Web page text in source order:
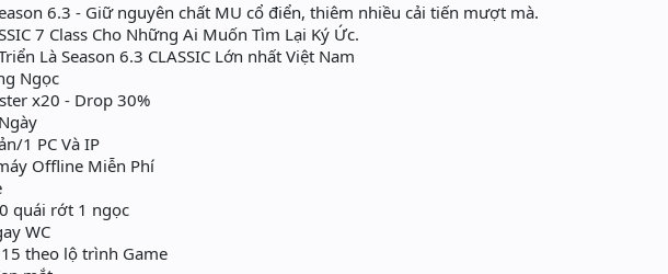
6.3 - Giữ nguyên chất MU cổ điển, thiêm nhiều cải tiến mượt mà.
7 Class Cho Những Ai Muốn Tìm Lại Ký Ức.
Là Season 6.3 CLASSIC Lớn nhất Việt Nam
Ngọc
x20 - Drop 30%
1 PC Và IP
Offline Miễn Phí
quái rớt 1 ngọc
WC
theo lộ trình Game